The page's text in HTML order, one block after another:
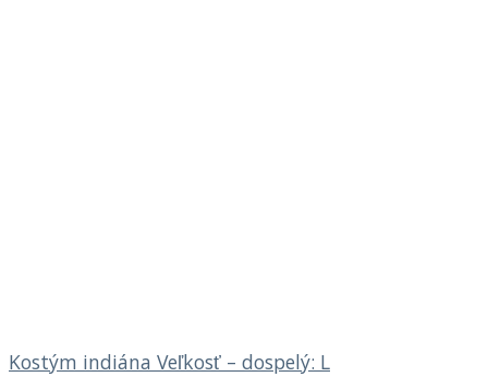
Kostým indiána Veľkosť – dospelý: L